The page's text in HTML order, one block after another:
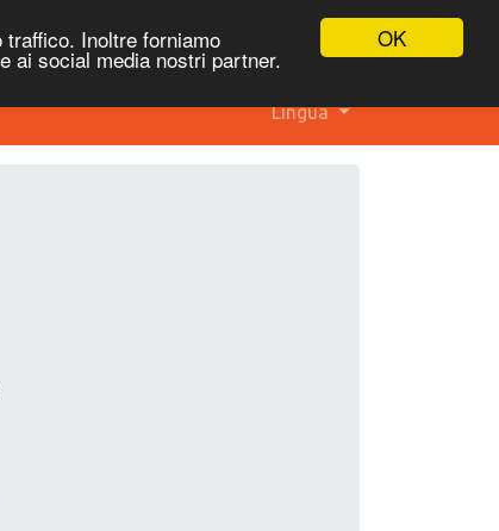
OK
Inoltre forniamo
ai social media nostri partner.
Lingua